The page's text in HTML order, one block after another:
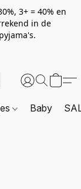
3+ = 40% en
in de
Baby